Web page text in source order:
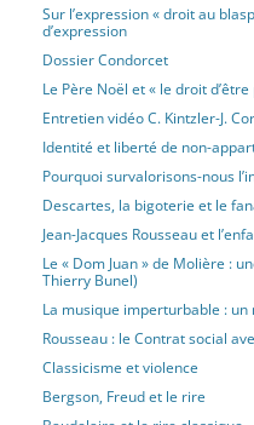
Sur l’expression « droit au
d’expression
Dossier Condorcet
Le Père Noël et « le droit
Entretien vidéo C. Kintzler-J.
Identité et liberté de non-
Pourquoi survalorisons-nous
Descartes, la bigoterie et le
Jean-Jacques Rousseau et
Le « Dom Juan » de Molière :
Thierry Bunel)
La musique imperturbable :
Rousseau : le Contrat social
Classicisme et violence
Bergson, Freud et le rire